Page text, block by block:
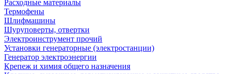
Расходные материалы
Термофены
Шлифмашины
Шуруповерты, отвертки
Электроинструмент прочий
Установки генераторные (электростанции)
Генератор электроэнергии
Крепеж и химия общего назначения